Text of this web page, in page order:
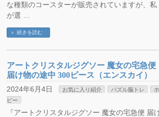
な種類のコースターが販売されていますが、私
が選 …
続きを読む
アートクリスタルジグソー 魔女の宅急便
届け物の途中 300ピース（エンスカイ）
2024年6月4日 お気に入り紹介 パズル脳トレ
ホ
ビー
『アートクリスタルジグソー 魔女の宅急便 届